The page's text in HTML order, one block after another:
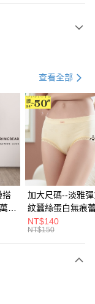
用無須另外申請。
查看全部
搭
用
加大尺碼--淡雅
紋蠶絲蛋白無痕
角內褲(白.粉.藍.
3L)-L28眼圈熊中
NT$140
NT$150